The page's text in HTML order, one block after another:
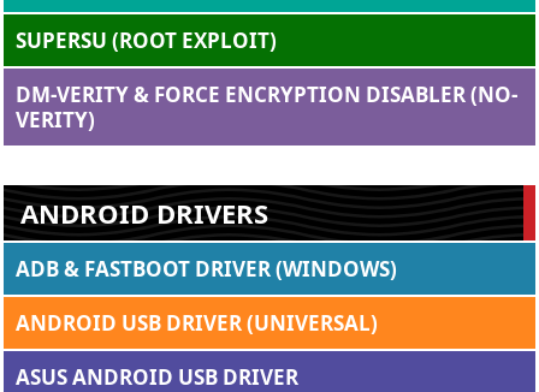
SUPERSU (ROOT EXPLOIT)
DM-VERITY & FORCE ENCRYPTION DISABLER (NO-
VERITY)
ANDROID DRIVERS
ADB & FASTBOOT DRIVER (WINDOWS)
ANDROID USB DRIVER (UNIVERSAL)
ASUS ANDROID USB DRIVER